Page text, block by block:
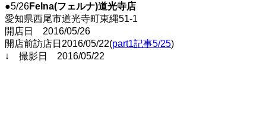
●5/26Felna(フェルナ)道光寺店
愛知県西尾市道光寺町東縄51-1
開店日 2016/05/26
開店前訪店日2016/05/22(part1記事5/25)
↓ 撮影日 2016/05/22